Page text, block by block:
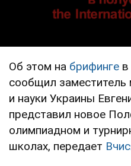
Об этом на брифинге в
сообщил заместитель
и науки Украины
представил новое
олимпиадном и
школах, передает